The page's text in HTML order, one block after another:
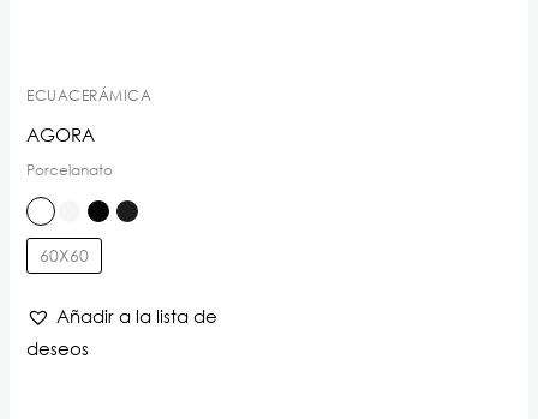
ECUACERÁMICA
AGORA
Porcelanato
60X60
Añadir a la lista de
deseos